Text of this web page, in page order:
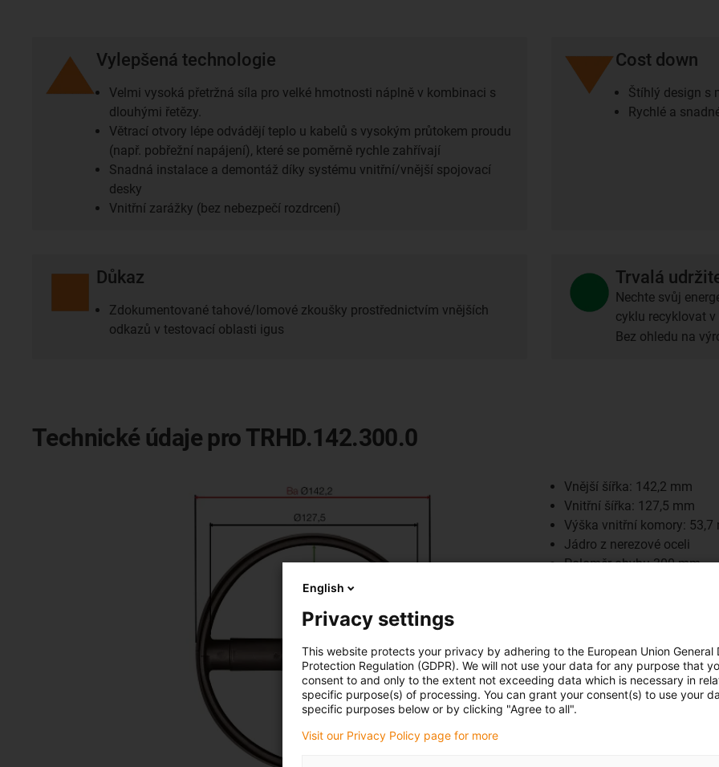
Vylepšená technologie
Velmi vysoká přetržná síla pro velké hmotnosti náplně v kombinaci s
dlouhými řetězy.
Větrací otvory lépe odvádějí teplo u kabelů s vysokým průtokem proudu
(např. pobřežní napájení), které se poměrně rychle zahřívají
Snadná instalace a demontáž díky systému vnitřní/vnější spojovací
desky
Vnitřní zarážky (bez nebezpečí rozdrcení)
Cost down
Štíhlý design s
Rychlé a
Důkaz
Zdokumentované tahové/lomové zkoušky prostřednictvím vnějších
odkazů v testovací oblasti igus
Trvalá
Nechte svůj
cyklu recyklovat
Bez ohledu na
Technické údaje pro TRHD.142.300.0
Vnější šířka: 142,2 mm
Vnitřní šířka: 127,5 mm
Výška vnitřní komory: 53,7
Jádro z nerezové oceli
Poloměr ohybu 300 mm
Řetěz lze otevřít z vnější
English
Privacy settings
This website protects your privacy by adhering to the European Union General
Protection Regulation (GDPR). We will not use your data for any purpose that
consent to and only to the extent not exceeding data which is necessary in
specific purpose(s) of processing. You can grant your consent(s) to use your
specific purposes below or by clicking "Agree to all".
Visit our Privacy Policy page for more